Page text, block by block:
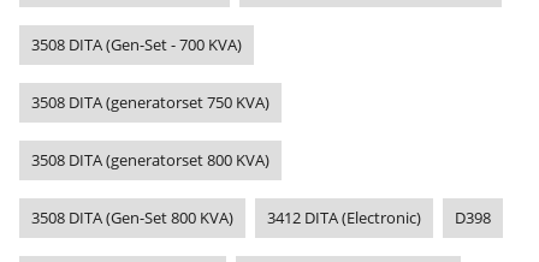
3508 DITA (Gen-Set - 700 KVA)
3508 DITA (generatorset 750 KVA)
3508 DITA (generatorset 800 KVA)
3508 DITA (Gen-Set 800 KVA) 3412 DITA (Electronic) D398